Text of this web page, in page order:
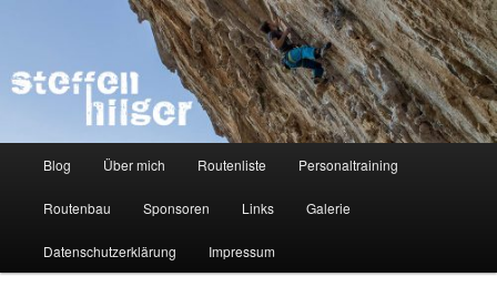
wechselnSteffen Hilger
Kletterer – Routenbauer – Trainer
Blog Über mich Routenliste Personaltraining
Routenbau Sponsoren Links Galerie
Datenschutzerklärung Impressum